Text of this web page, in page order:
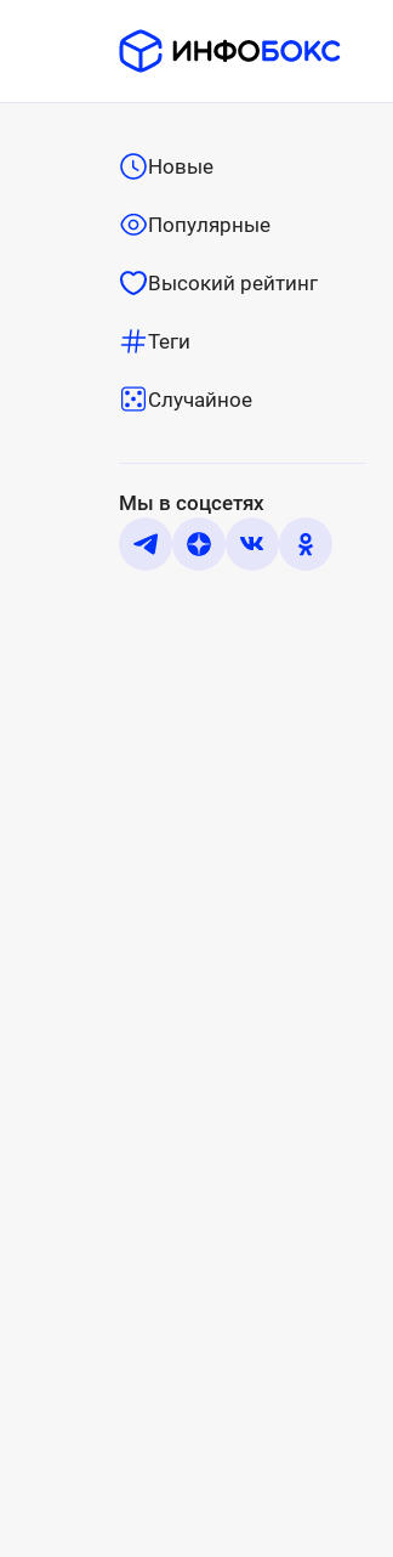
Новые
Популярные
Высокий рейтинг
Теги
Случайное
Мы в соцсетях